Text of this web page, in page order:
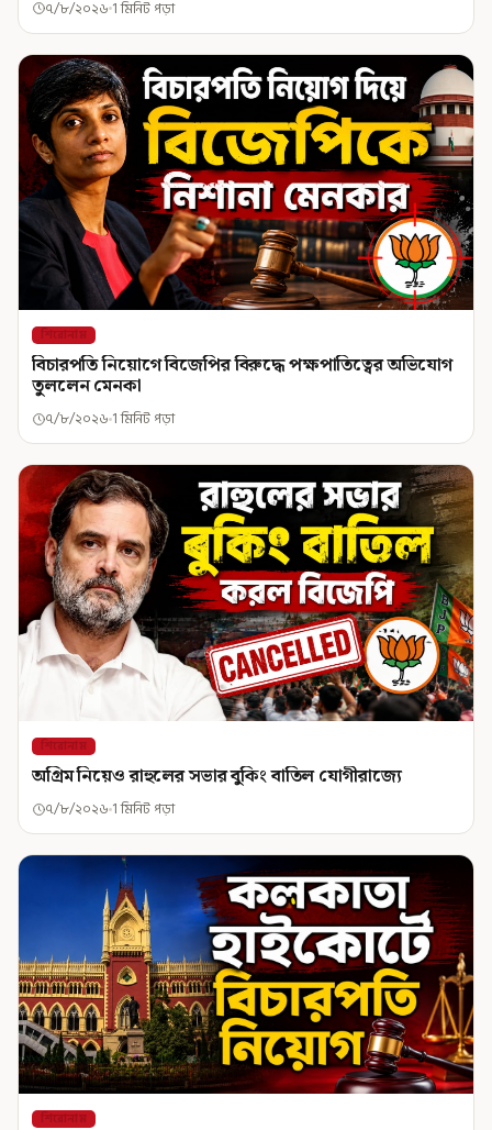
৭/৮/২০২৬ 1 মিনিট পড়া
শিরোনাম
বিচারপতি নিয়োগে বিজেপির বিরুদ্ধে পক্ষপাতিত্বের অভিযোগ
তুললেন মেনকা
৭/৮/২০২৬ 1 মিনিট পড়া
শিরোনাম
অগ্রিম নিয়েও রাহুলের সভার বুকিং বাতিল যোগীরাজ্যে
৭/৮/২০২৬ 1 মিনিট পড়া
শিরোনাম